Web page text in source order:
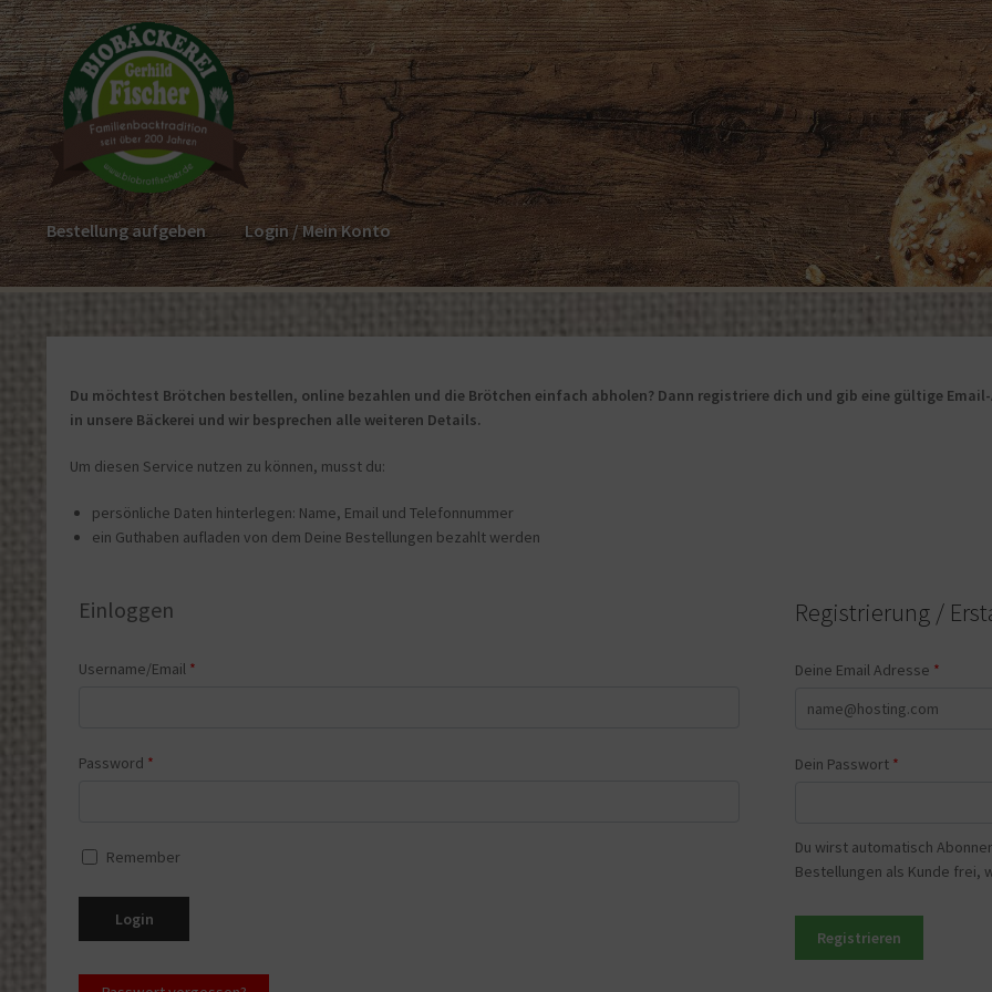
Zur
Navigation
springen
Zum
Inhalt
springen
Bestellung aufgeben Login / Mein Konto
Du möchtest Brötchen bestellen, online bezahlen und die Brötchen einfach abholen? Dann registriere dich und gib eine gültige
in unsere Bäckerei und wir besprechen alle weiteren Details.
Um diesen Service nutzen zu können, musst du:
persönliche Daten hinterlegen: Name, Email und Telefonnummer
ein Guthaben aufladen von dem Deine Bestellungen bezahlt werden
Username/Email *
Password *
Remember
Login
Registrierung /
Deine Email Adresse *
Dein Passwort *
Du wirst automatisch
Bestellungen als Kunde frei,
Registrieren